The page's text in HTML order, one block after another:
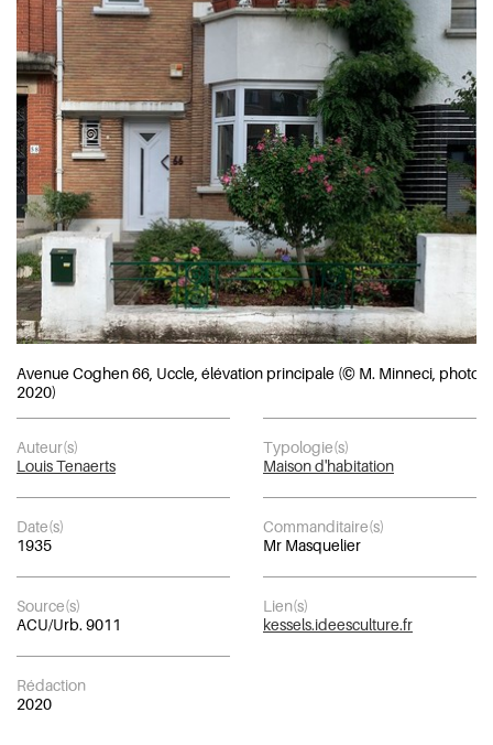
Avenue Coghen 66, Uccle, élévation principale (© M. Minneci, photo
2020)
Auteur(s)
Louis Tenaerts
Typologie(s)
Maison d'habitation
Date(s)
1935
Commanditaire(s)
Mr Masquelier
Source(s)
ACU/Urb. 9011
Lien(s)
kessels.ideesculture.fr
Rédaction
2020